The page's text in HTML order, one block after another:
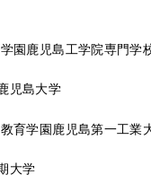
園鹿児島工学院専門学
児島大学
育学園鹿児島第一工業
大学